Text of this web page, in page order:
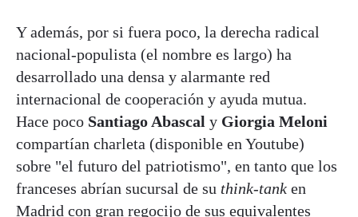
Y además, por si fuera poco, la derecha radical
nacional-populista (el nombre es largo) ha
desarrollado una densa y alarmante red
internacional de cooperación y ayuda mutua.
Hace poco Santiago Abascal y Giorgia Meloni
compartían charleta (disponible en Youtube)
sobre "el futuro del patriotismo", en tanto que los
franceses abrían sucursal de su think-tank en
Madrid con gran regocijo de sus equivalentes